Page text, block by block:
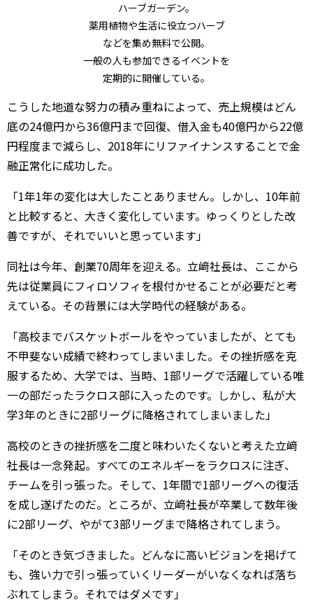
ハーブガーデン。
薬用植物や生活に役立つハーブ
などを集め無料で公開。
一般の人も参加できるイベントを
定期的に開催している。
こうした地道な努力の積み重ねによって、売上規模はどん
底の24億円から36億円まで回復、借入金も40億円から22億
円程度まで減らし、2018年にリファイナンスすることで金
融正常化に成功した。
「1年1年の変化は大したことありません。しかし、10年前
と比較すると、大きく変化しています。ゆっくりとした改
善ですが、それでいいと思っています」
同社は今年、創業70周年を迎える。立﨑社長は、ここから
先は従業員にフィロソフィを根付かせることが必要だと考
えている。その背景には大学時代の経験がある。
「高校までバスケットボールをやっていましたが、とても
不甲斐ない成績で終わってしまいました。その挫折感を克
服するため、大学では、当時、1部リーグで活躍している唯
一の部だったラクロス部に入ったのです。しかし、私が大
学3年のときに2部リーグに降格されてしまいました」
高校のときの挫折感を二度と味わいたくないと考えた立﨑
社長は一念発起。すべてのエネルギーをラクロスに注ぎ、
チームを引っ張った。そして、1年間で1部リーグへの復活
を成し遂げたのだ。ところが、立﨑社長が卒業して数年後
に2部リーグ、やがて3部リーグまで降格されてしまう。
「そのとき気づきました。どんなに高いビジョンを掲げて
も、強い力で引っ張っていくリーダーがいなくなれば落ち
ぶれてしまう。それではダメです」